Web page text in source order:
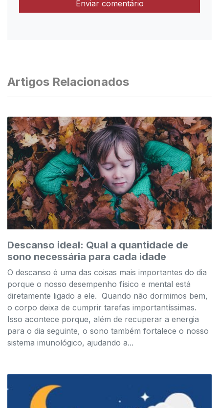
Artigos Relacionados
Descanso ideal: Qual a quantidade de
sono necessária para cada idade
O descanso é uma das coisas mais importantes do dia
porque o nosso desempenho físico e mental está
diretamente ligado a ele. Quando não dormimos bem,
o corpo deixa de cumprir tarefas importantíssimas.
Isso acontece porque, além de recuperar a energia
para o dia seguinte, o sono também fortalece o nosso
sistema imunológico, ajudando a...